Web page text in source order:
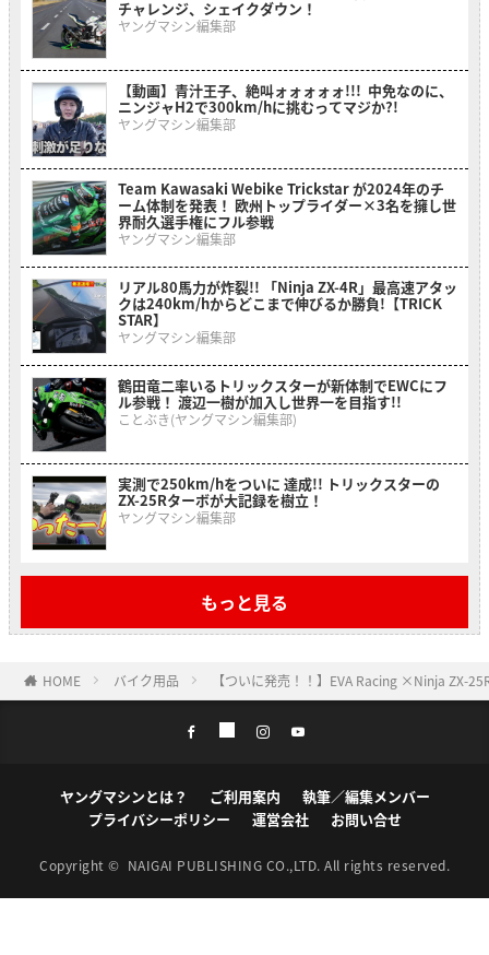
チャレンジ、シェイクダウン！
ヤングマシン編集部
【動画】青汁王子、絶叫ォォォォォ!!! 中免なのに、
ニンジャH2で300km/hに挑むってマジか?!
ヤングマシン編集部
Team Kawasaki Webike Trickstar が2024年のチ
ーム体制を発表！ 欧州トップライダー×3名を擁し世
界耐久選手権にフル参戦
ヤングマシン編集部
リアル80馬力が炸裂!! 「Ninja ZX-4R」最高速アタッ
クは240km/hからどこまで伸びるか勝負!【TRICK
STAR】
ヤングマシン編集部
鶴田竜二率いるトリックスターが新体制でEWCにフ
ル参戦！ 渡辺一樹が加入し世界一を目指す!!
ことぶき(ヤングマシン編集部)
実測で250km/hをついに 達成!! トリックスターの
ZX-25Rターボが大記録を樹立！
ヤングマシン編集部
もっと見る
HOME バイク用品 【ついに発売！！】EVA Racing ×Ninja ZX-
ヤングマシンとは？ ご利用案内
執筆／編集メンバー
プライバシーポリシー
運営会社 お問い合せ
Copyright © NAIGAI PUBLISHING CO.,LTD. All rights reserved.